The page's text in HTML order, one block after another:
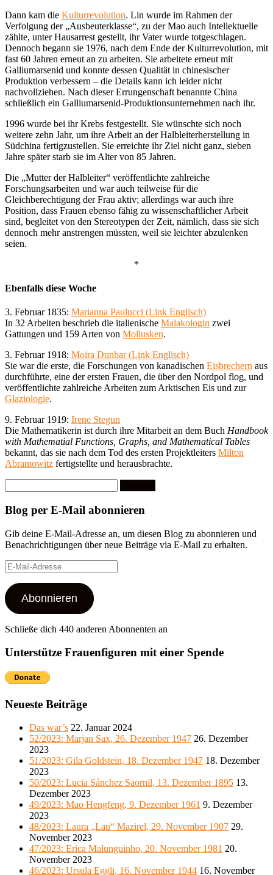
Dann kam die Kulturrevolution. Lin wurde im Rahmen der
Verfolgung der „Ausbeuterklasse“, zu der Mao auch Intellektuelle
zählte, unter Hausarrest gestellt, ihr Vater wurde totgeschlagen.
Dennoch begann sie 1976, nach dem Ende der Kulturrevolution, mit
fast 60 Jahren erneut an zu arbeiten. Sie arbeitete erneut mit
Galliumarsenid und konnte dessen Qualität in chinesischer
Produktion verbessern – die Details kann ich leider nicht
nachvollziehen. Nach dieser Errungenschaft benannte China
schließlich ein Galliumarsenid-Produktionsunternehmen nach ihr.
1996 wurde bei ihr Krebs festgestellt. Sie wünschte sich noch
weitere zehn Jahr, um ihre Arbeit an der Halbleiterherstellung in
Südchina fertigzustellen. Sie erreichte ihr Ziel nicht ganz, sieben
Jahre später starb sie im Alter von 85 Jahren.
Die „Mutter der Halbleiter“ veröffentlichte zahlreiche
Forschungsarbeiten und war auch teilweise für die
Gleichberechtigung der Frau aktiv; allerdings war auch ihre
Position, dass Frauen ebenso fähig zu wissenschaftlicher Arbeit
sind, begleitet von den Stereotypen der Zeit, nämlich, dass sie sich
dennoch mehr anstrengen müssten, weil sie leichter abzulenken
seien.
*
Ebenfalls diese Woche
3. Februar 1835: Marianna Paulucci (Link Englisch)
In 32 Arbeiten beschrieb die italienische Malakologin zwei
Gattungen und 159 Arten von Mollusken.
3. Februar 1918: Moira Dunbar (Link Englisch)
Sie war die erste, die Forschungen von kanadischen Eisbrechern aus
durchführte, eine der ersten Frauen, die über den Nordpol flog, und
veröffentlichte zahlreiche Arbeiten zum Arktischen Eis und zur
Glaziologie.
9. Februar 1919: Irene Stegun
Die Mathematikerin ist durch ihre Mitarbeit an dem Buch Handbook
with Mathematial Functions, Graphs, and Mathematical Tables
bekannt, das sie nach dem Tod des ersten Projektleiters Milton
Abramowitz fertigstellte und herausbrachte.
nach:
Blog per E-Mail abonnieren
Gib deine E-Mail-Adresse an, um diesen Blog zu abonnieren und
Benachrichtigungen über neue Beiträge via E-Mail zu erhalten.
E-
Mail-
Adresse
Abonnieren
Schließe dich 440 anderen Abonnenten an
Unterstütze Frauenfiguren mit einer Spende
Neueste Beiträge
Das war’s 22. Januar 2024
52/2023: Marjan Sax, 26. Dezember 1947 26. Dezember
2023
51/2023: Gila Goldstein, 18. Dezember 1947 18. Dezember
2023
50/2023: Lucia Sánchez Saornil, 13. Dezember 1895 13.
Dezember 2023
49/2023: Mao Hengfeng, 9. Dezember 1961 9. Dezember
2023
48/2023: Laura „Lau“ Mazirel, 29. November 1907 29.
November 2023
47/2023: Erica Malunguinho, 20. November 1981 20.
November 2023
46/2023: Ursula Eggli, 16. November 1944 16. November